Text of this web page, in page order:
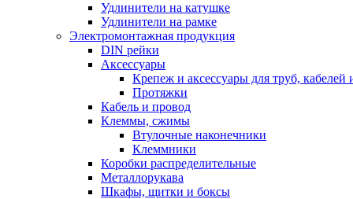
Удлинители на катушке
Удлинители на рамке
Электромонтажная продукция
DIN рейки
Аксессуары
Крепеж и аксессуары для труб, кабелей
Протяжки
Кабель и провод
Клеммы, сжимы
Втулочные наконечники
Клеммники
Коробки распределительные
Металлорукава
Шкафы, щитки и боксы